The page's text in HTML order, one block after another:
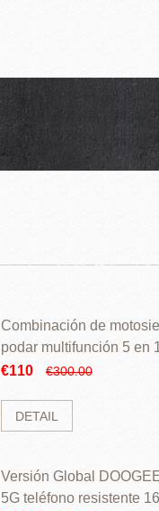
Combinación de
podar multifunción 5 en
€110
€300.00
DETAIL
Versión Global
5G teléfono resistente